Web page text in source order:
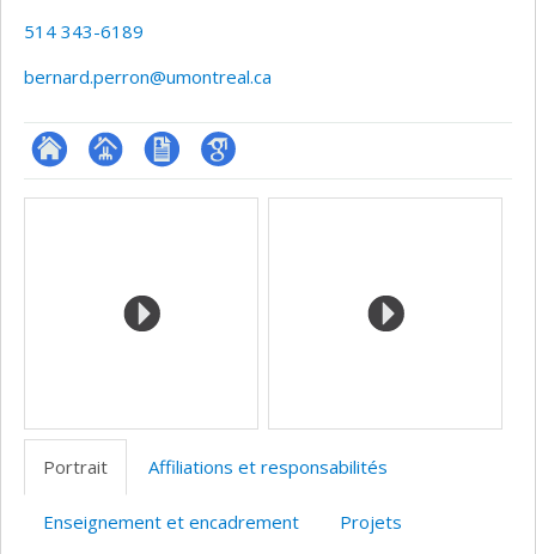
514 343-6189
bernard.perron@umontreal.ca
ResearchGate
Page CV
Google
Médias
Portrait Affiliations et responsabilités
Enseignement et encadrement Projets